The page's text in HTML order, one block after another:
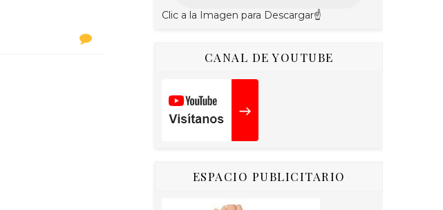
Clic a la Imagen para Descargar☝
CANAL DE YOUTUBE
ESPACIO PUBLICITARIO